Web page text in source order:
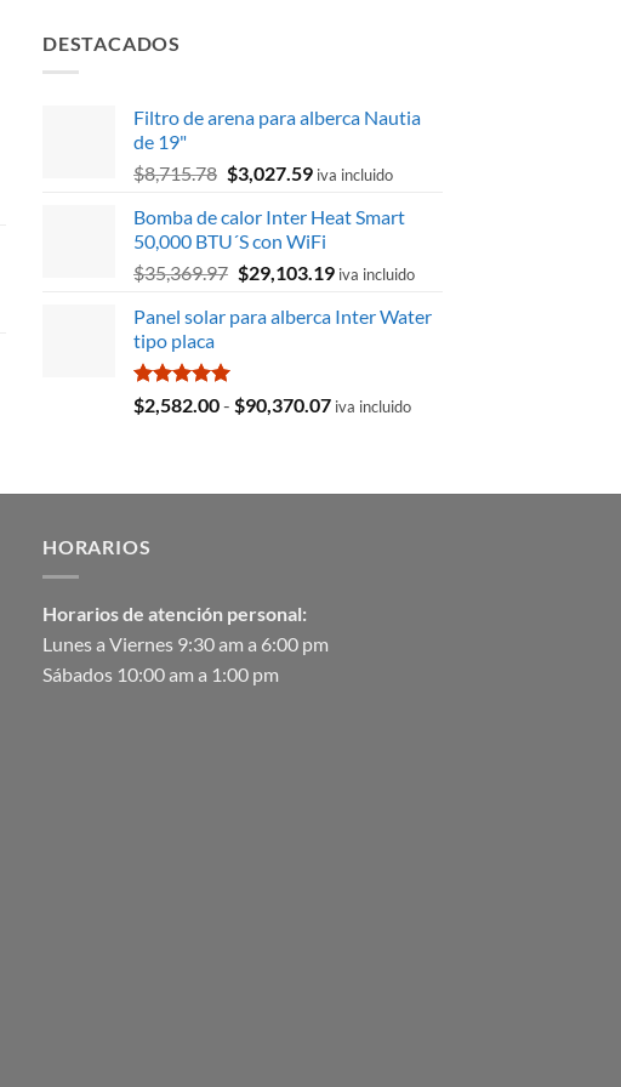
DESTACADOS
Filtro de arena para alberca Nautia
de 19"
$8,715.78 El
original
era:
$8,715.78.
$3,027.59El
actual
es:
$3,027.59.
iva incluido
Bomba de calor Inter Heat Smart
50,000 BTU´S con WiFi
$35,369.97 El
original
$29,103.19El
actual
iva incluido
Panel solar para alberca Inter Water
tipo placa
Valorado
con
$2,582.00- $90,370.07Rango
iva incluido
HORARIOS
Horarios de atención personal:
Lunes a Viernes 9:30 am a 6:00 pm
Sábados 10:00 am a 1:00 pm